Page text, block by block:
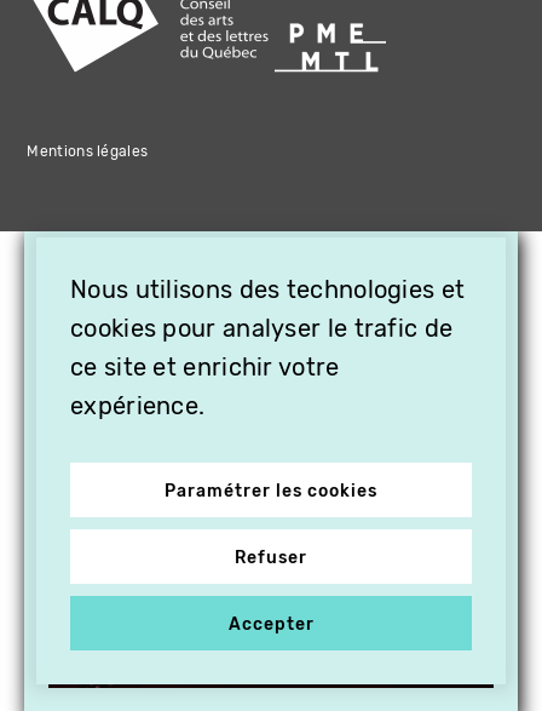
Mentions légales
Nous utilisons des technologies et
cookies pour analyser le trafic de
ce site et enrichir votre
expérience.
Paramétrer les cookies
Refuser
Accepter
OFFREZ LA VIDÉO EN
CADEAU, ABONNEZ VOS
PROCHES À VITHÈQUE !